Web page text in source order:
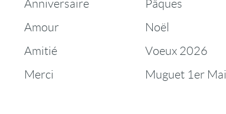
Anniversaire
Amour
Amitié
Merci
Pâques
Noël
Voeux 2026
Muguet 1er Mai